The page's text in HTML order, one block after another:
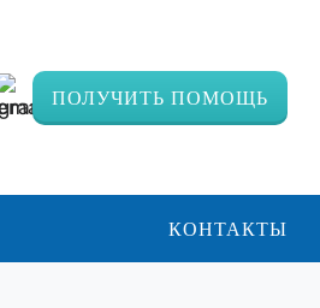
ПОЛУЧИТЬ ПОМОЩЬ
КОНТАКТЫ